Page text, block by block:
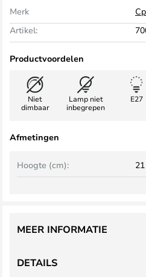
Merk
Artikel:
Productvoordelen
Niet
dimbaar
Lamp niet
inbegrepen
E27
Afmetingen
Hoogte (cm): 21
DETAILS
MEER INFORMATIE